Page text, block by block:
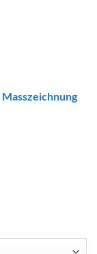
Masszeichnung